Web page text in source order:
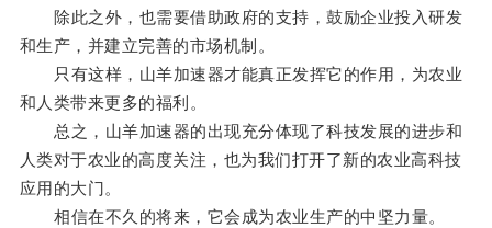
除此之外，也需要借助政府的支持，鼓励企业投入研发
和生产，并建立完善的市场机制。
只有这样，山羊加速器才能真正发挥它的作用，为农业
和人类带来更多的福利。
总之，山羊加速器的出现充分体现了科技发展的进步和
人类对于农业的高度关注，也为我们打开了新的农业高科技
应用的大门。
相信在不久的将来，它会成为农业生产的中坚力量。